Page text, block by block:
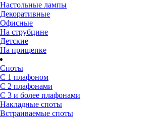
Настольные лампы
Декоративные
Офисные
На струбцине
Детские
На прищепке
Споты
С 1 плафоном
С 2 плафонами
С 3 и более плафонами
Накладные споты
Встраиваемые споты